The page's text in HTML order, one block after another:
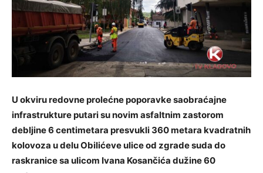
U okviru redovne prolećne poporavke saobraćajne
infrastrukture putari su novim asfaltnim zastorom
debljine 6 centimetara presvukli 360 metara kvadratnih
kolovoza u delu Obilićeve ulice od zgrade suda do
raskranice sa ulicom Ivana Kosančića dužine 60